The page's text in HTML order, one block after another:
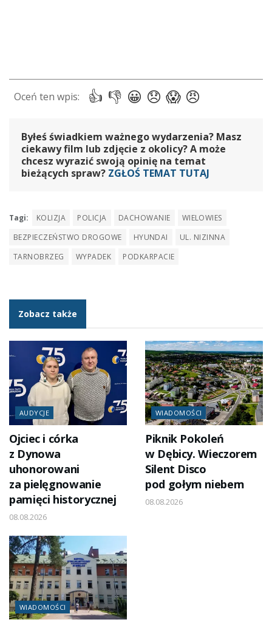
Byłeś świadkiem ważnego wydarzenia? Masz
ciekawy film lub zdjęcie z okolicy? A może
chcesz wyrazić swoją opinię na temat
bieżących spraw? ZGŁOŚ TEMAT TUTAJ
Tagi: KOLIZJA POLICJA DACHOWANIE
WIELOWIES
BEZPIECZEŃSTWO DROGOWE
HYUNDAI
UL. NIZINNA
TARNOBRZEG
WYPADEK PODKARPACIE
Zobacz także
AUDYCJE
Ojciec i córka
z Dynowa
uhonorowani
za pielęgnowanie
pamięci historycznej
08.08.2026
WIADOMOŚCI
Piknik Pokoleń
w Dębicy. Wieczorem
Silent Disco
pod gołym niebem
08.08.2026
WIADOMOŚCI